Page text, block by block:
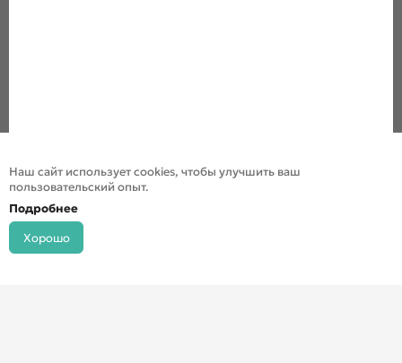
Наш сайт использует cookies, чтобы улучшить ваш
пользовательский опыт.
Подробнее
Хорошо